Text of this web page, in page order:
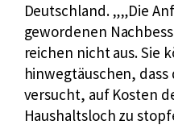
Deutschland.
„Die
gewordenen
reichen nicht aus. Sie
hinwegtäuschen,
versucht, auf Kosten
Haushaltsloch zu